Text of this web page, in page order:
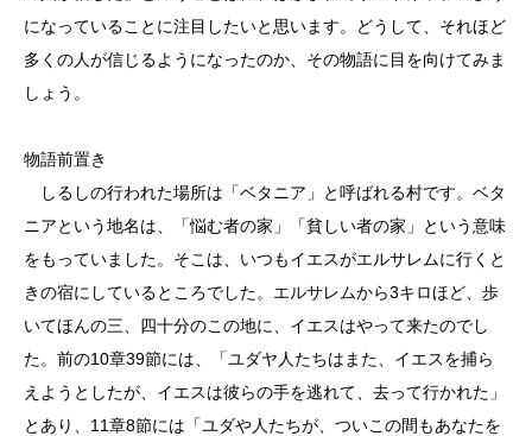
になっていることに注目したいと思います。どうして、それほど
多くの人が信じるようになったのか、その物語に目を向けてみま
しょう。
物語前置き
しるしの行われた場所は「ベタニア」と呼ばれる村です。ベタ
ニアという地名は、「悩む者の家」「貧しい者の家」という意味
をもっていました。そこは、いつもイエスがエルサレムに行くと
きの宿にしているところでした。エルサレムから3キロほど、歩
いてほんの三、四十分のこの地に、イエスはやって来たのでし
た。前の10章39節には、「ユダヤ人たちはまた、イエスを捕ら
えようとしたが、イエスは彼らの手を逃れて、去って行かれた」
とあり、11章8節には「ユダや人たちが、ついこの間もあなたを